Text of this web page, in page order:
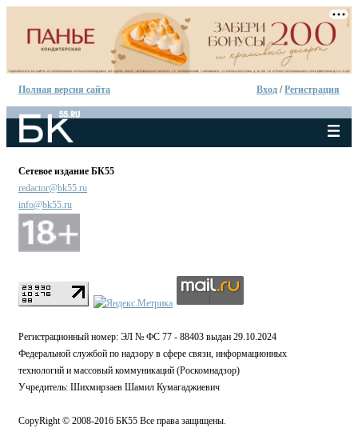
Полная версия сайта Вход /Регистрация
Сетевое издание БК55
redactor@bk55.ru
info@bk55.ru
Регистрационный номер: ЭЛ № ФС 77 - 88403 выдан 29.10.2024
Федеральной службой по надзору в сфере связи, информационных
технологий и массовый коммуникаций (Роскомнадзор)
Учредитель: Шихмирзаев Шамил Кумагаджиевич
CopyRight © 2008-2016 БК55 Все права защищены.